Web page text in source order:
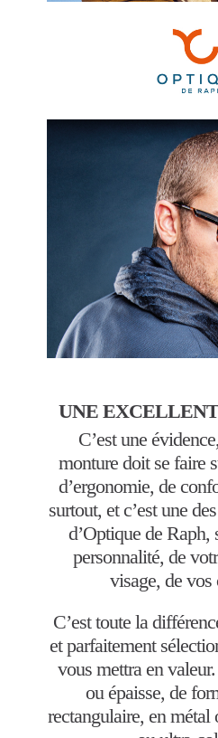
UNE
C’est une
monture doit se faire
d’ergonomie, de
surtout, et c’est une
d’Optique de Raph,
personnalité, de
visage, de vos
C’est toute la
et parfaitement
vous mettra en
ou épaisse, de
rectangulaire, en métal